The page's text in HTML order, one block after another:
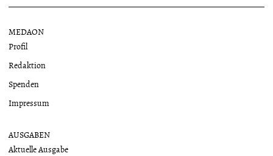
MEDAON
Profil
Redaktion
Spenden
Impressum
AUSGABEN
Aktuelle Ausgabe